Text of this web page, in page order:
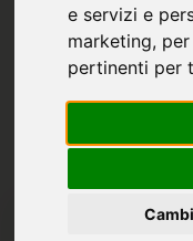
e servizi e
marketing,
pertinenti per